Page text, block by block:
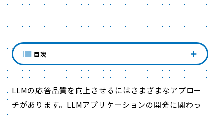
強化学習の役割
LLMの応答品質を向上させるにはさまざまなアプロー
チがあります。LLMアプリケーションの開発に関わっ
目次